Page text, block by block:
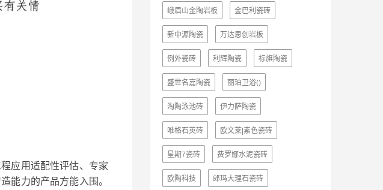
应用适配性评估、专家
能力的产品方能入围。
峨眉山金陶岩板 金巴利瓷砖
新中源陶瓷 万达思创岩板
例外瓷砖 利辉陶瓷 标旗陶瓷
盛世名嘉陶瓷 丽珀卫浴()
淘陶泳池砖 伊力萨陶瓷
唯格石英砖 欧文莱|素色瓷砖
星期7瓷砖 费罗娜水泥瓷砖
欧陶科技 郎玛大理石瓷砖